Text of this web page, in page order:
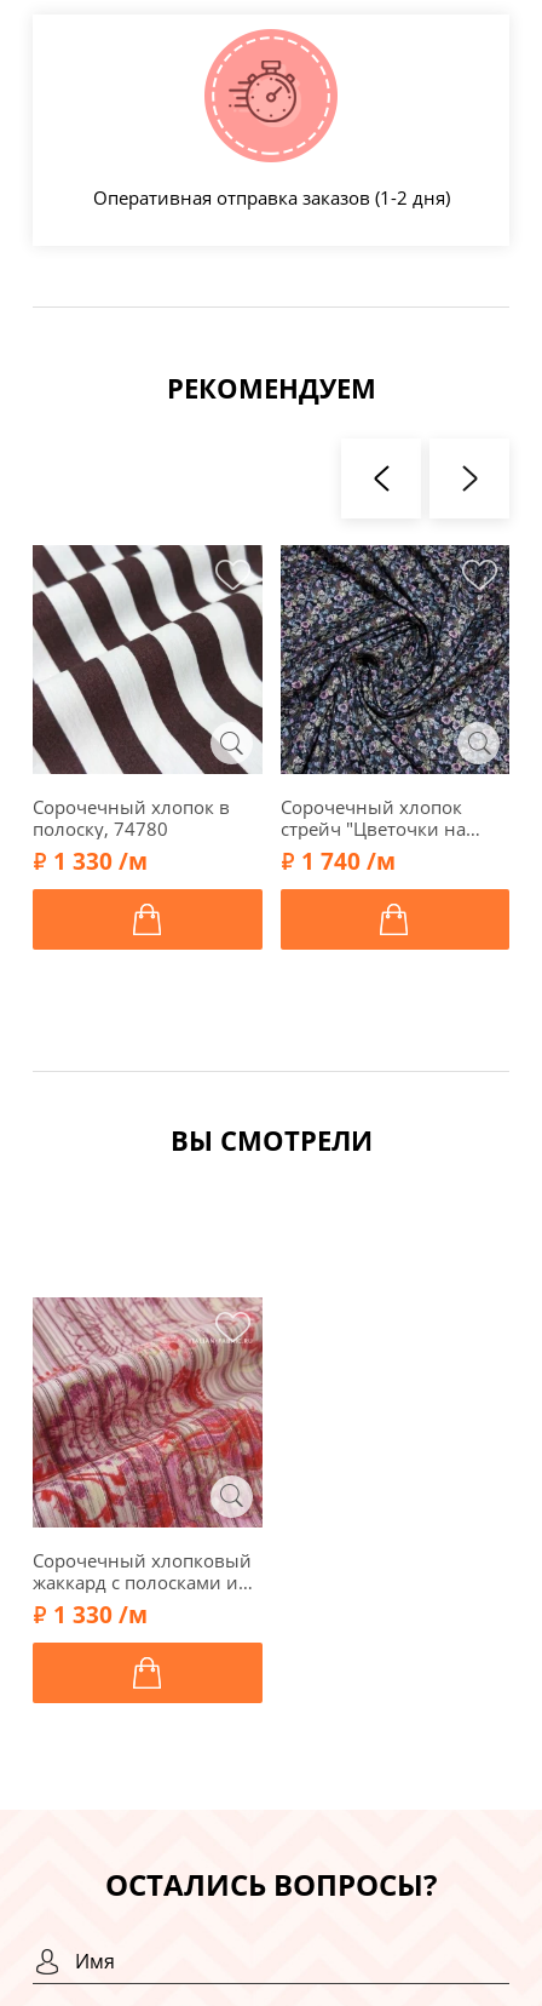
Оперативная отправка заказов (1-2 дня)
РЕКОМЕНДУЕМ
Сорочечный хлопок в
полоску, 74780
1 330 /м
Сорочечный хлопок
стрейч "Цветочки на
черно-синем фоне",
1092309
1 740 /м
ВЫ СМОТРЕЛИ
Сорочечный хлопковый
жаккард с полосками и
цветами, 47333
1 330 /м
ОСТАЛИСЬ ВОПРОСЫ?